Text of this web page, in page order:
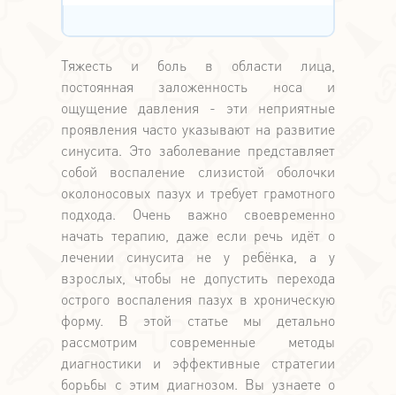
Тяжесть и боль в области лица,
постоянная заложенность носа и
ощущение давления - эти неприятные
проявления часто указывают на развитие
синусита. Это заболевание представляет
собой воспаление слизистой оболочки
околоносовых пазух и требует грамотного
подхода. Очень важно своевременно
начать терапию, даже если речь идёт о
лечении синусита не у ребёнка, а у
взрослых, чтобы не допустить перехода
острого воспаления пазух в хроническую
форму. В этой статье мы детально
рассмотрим современные методы
диагностики и эффективные стратегии
борьбы с этим диагнозом. Вы узнаете о